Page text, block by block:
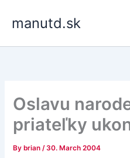
manutd.sk
Oslavu
priateľky
By brian/30. March 2004